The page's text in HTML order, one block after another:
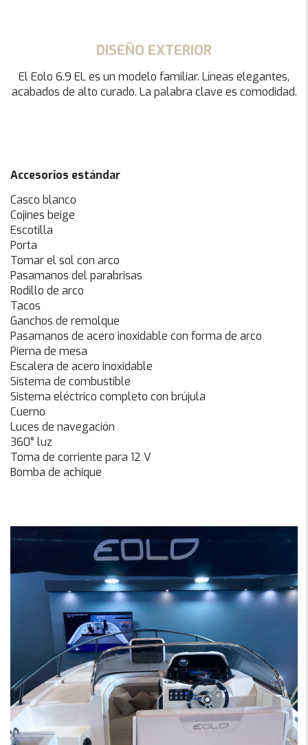
DISEÑO EXTERIOR
El Eolo 6.9 EL es un modelo familiar. Líneas elegantes,
acabados de alto curado. La palabra clave es comodidad.
Accesorios estándar
Casco blanco
Cojines beige
Escotilla
Porta
Tomar el sol con arco
Pasamanos del parabrisas
Rodillo de arco
Tacos
Ganchos de remolque
Pasamanos de acero inoxidable con forma de arco
Pierna de mesa
Escalera de acero inoxidable
Sistema de combustible
Sistema eléctrico completo con brújula
Cuerno
Luces de navegación
360° luz
Toma de corriente para 12 V
Bomba de achique